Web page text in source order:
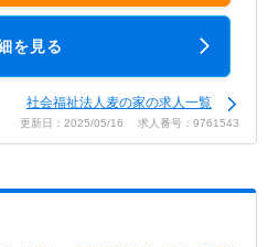
を見る
社会福祉法人麦の家の求人一覧
更新日：2025/05/16 求人番号：9761543